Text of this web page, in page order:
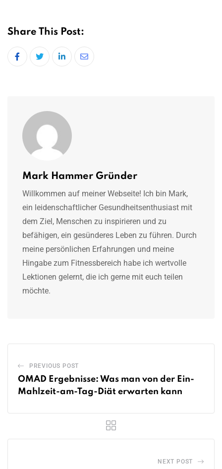
Share This Post:
LinkedInShare
Mark Hammer Gründer
Willkommen auf meiner Webseite! Ich bin Mark,
ein leidenschaftlicher Gesundheitsenthusiast mit
dem Ziel, Menschen zu inspirieren und zu
befähigen, ein gesünderes Leben zu führen. Durch
meine persönlichen Erfahrungen und meine
Hingabe zum Fitnessbereich habe ich wertvolle
Lektionen gelernt, die ich gerne mit euch teilen
möchte.
PREVIOUS POST
OMAD Ergebnisse: Was man von der Ein-
Mahlzeit-am-Tag-Diät erwarten kann
NEXT POST